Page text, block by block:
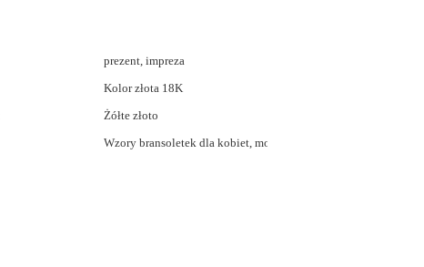
prezent, impreza
Kolor złota 18K
Żółte złoto
Wzory bransoletek dla kobiet, modne bransoletki i bransoletki